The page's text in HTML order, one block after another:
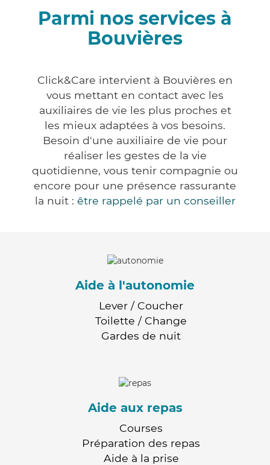
Parmi nos services à
Bouvières
Click&Care intervient à Bouvières en
vous mettant en contact avec les
auxiliaires de vie les plus proches et
les mieux adaptées à vos besoins.
Besoin d'une auxiliaire de vie pour
réaliser les gestes de la vie
quotidienne, vous tenir compagnie ou
encore pour une présence rassurante
la nuit : être rappelé par un conseiller
Aide à l'autonomie
Lever / Coucher
Toilette / Change
Gardes de nuit
Aide aux repas
Courses
Préparation des repas
Aide à la prise